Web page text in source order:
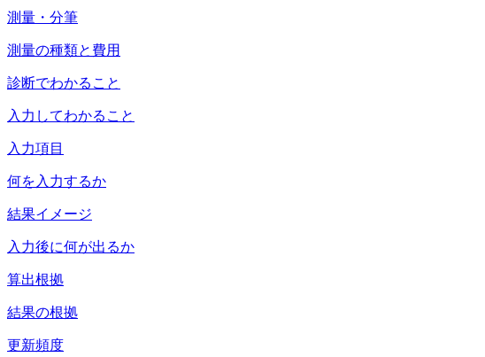
測量・分筆
測量の種類と費用
診断でわかること
入力してわかること
入力項目
何を入力するか
結果イメージ
入力後に何が出るか
算出根拠
結果の根拠
更新頻度